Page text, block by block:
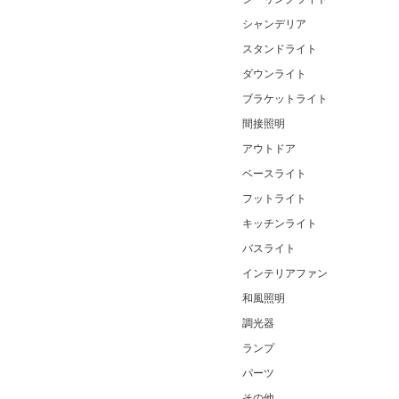
シャンデリア
スタンドライト
ダウンライト
ブラケットライト
間接照明
アウトドア
ベースライト
フットライト
キッチンライト
バスライト
インテリアファン
和風照明
調光器
ランプ
パーツ